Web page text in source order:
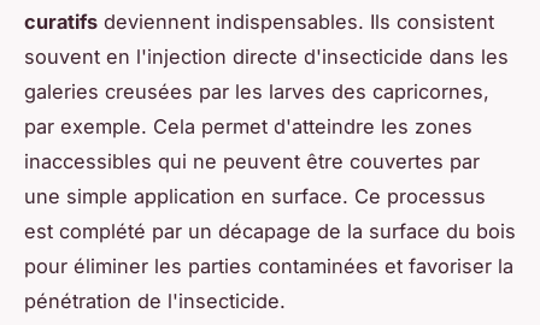
curatifs deviennent indispensables. Ils consistent
souvent en l'injection directe d'insecticide dans les
galeries creusées par les larves des capricornes,
par exemple. Cela permet d'atteindre les zones
inaccessibles qui ne peuvent être couvertes par
une simple application en surface. Ce processus
est complété par un décapage de la surface du bois
pour éliminer les parties contaminées et favoriser la
pénétration de l'insecticide.